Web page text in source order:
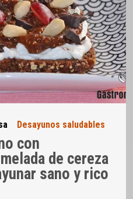
Desayunos saludables
con
de cereza
sano y rico